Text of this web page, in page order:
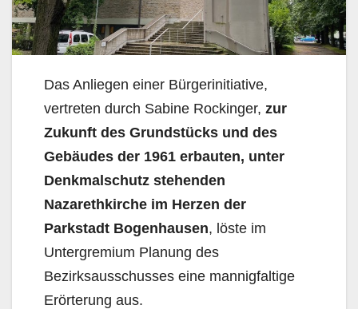
Das Anliegen einer Bürgerinitiative,
vertreten durch Sabine Rockinger, zur
Zukunft des Grundstücks und des
Gebäudes der 1961 erbauten, unter
Denkmalschutz stehenden
Nazarethkirche im Herzen der
Parkstadt Bogenhausen, löste im
Untergremium Planung des
Bezirksausschusses eine mannigfaltige
Erörterung aus.